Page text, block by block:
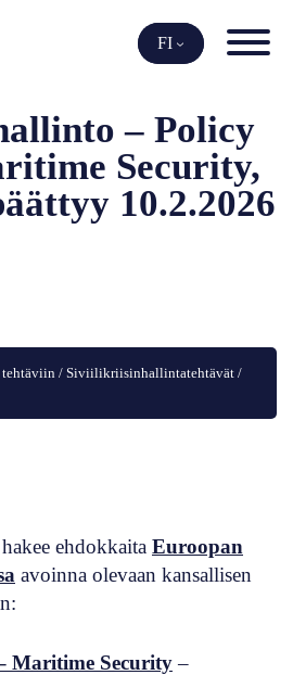
FI
– Policy
Security,
10.2.2026
/ Siviilikriisinhallintatehtävät
ehdokkaita Euroopan
avoinna olevaan kansallisen
Maritime Security–